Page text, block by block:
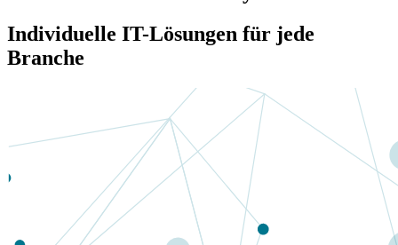
Individuelle IT-Lösungen für jede
Branche